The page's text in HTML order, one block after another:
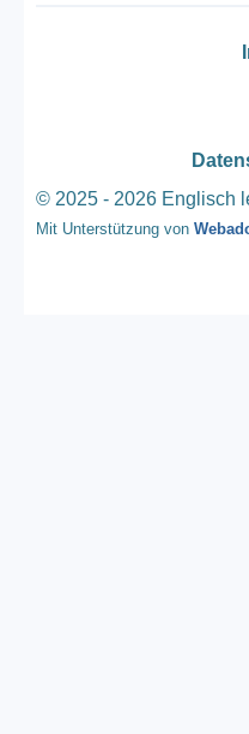
© 2025 - 2026 Englisch
Mit Unterstützung von